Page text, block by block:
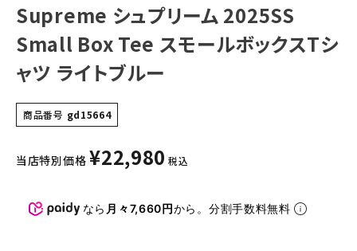
キャップ・ハット
ニット帽・ビーニー
その他バッグ類
スニーカー・ブーツ
Supreme シュプリーム 2025SS
Small Box Tee スモールボックスTシ
ャツ ライトブルー
商品番号 gd15664
当店特別価格 ¥22,980 税込
なら 月々7,660円から。分割手数料無料